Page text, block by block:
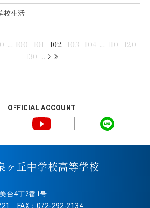
校生活
... 100 101 102 103 104 ... 110
120
130 ...
OFFICIAL ACCOUNT
ヶ丘中学校高等学校
台4丁2番1号
FAX：072-292-2134